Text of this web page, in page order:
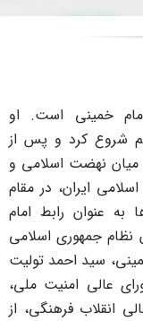
او
کرد و پس از
و
مقام
امام
تولیت
ملی،
از